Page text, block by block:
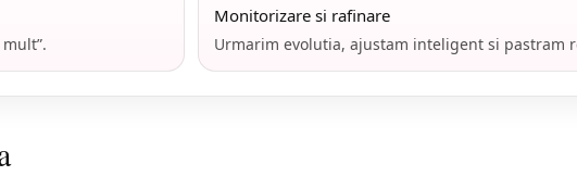
Monitorizare si rafinare
Urmarim evolutia, ajustam inteligent si pastram